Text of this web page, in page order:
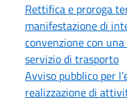
Rettifica e proroga
manifestazione di
convenzione con
servizio di trasporto
Avviso pubblico per
realizzazione di